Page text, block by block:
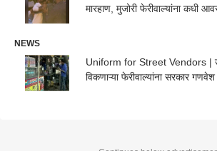
मारहाण, मुजोरी फेरीवाल्यांना कधी
NEWS
Uniform for Street Vendors |
विकणाऱ्या फेरीवाल्यांना सरकार